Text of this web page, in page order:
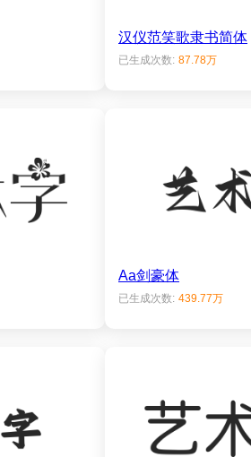
汉仪范笑歌隶书简体
已生成次数: 87.78万
Aa剑豪体
已生成次数: 439.77万